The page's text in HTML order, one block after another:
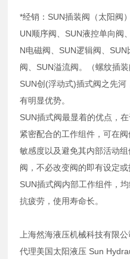
*经销：SUN插装阀（太阳阀
UN顺序阀、SUN液控单向阀
N电磁阀、SUN逻辑阀、
阀、SUN溢流阀。（螺纹插装
SUN创(浮动式)插式阀之先
有明显优势。
SUN插式阀最显着的优点，
紧密配合的工作组件，可在
敏感度以及避免其内部活动
阀，不必改变阀的即有设定或
SUN插式阀内部工作组件，
抗疲劳，使用寿命长。
上海然海液压机械科技有限
代理美国太阳液压 Sun